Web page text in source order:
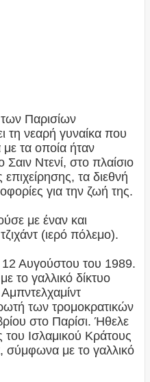
Παρισίων
τη νεαρή γυναίκα που
με τα οποία ήταν
Ντενί, στο πλαίσιο
επιχείρησης, τα διεθνή
για την ζωή της.
με έναν και
(ιερό πόλεμο).
12 Αυγούστου του 1989.
το γαλλικό δίκτυο
των τρομοκρατικών
στο Παρίσι. Ήθελε
του Ισλαμικού Κράτους
σύμφωνα με το γαλλικό